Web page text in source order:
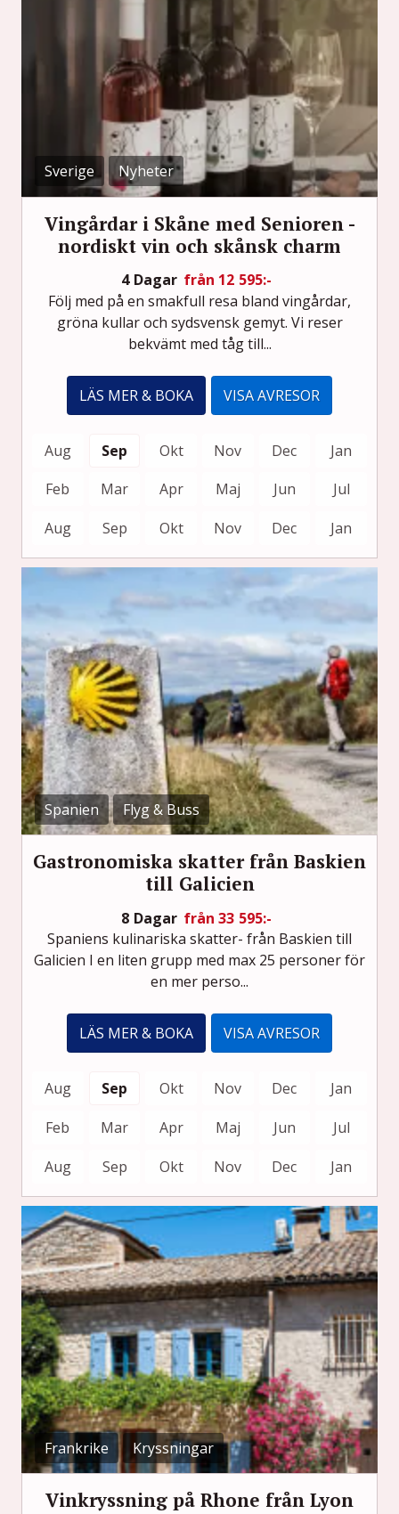
Sverige Nyheter
Vingårdar i Skåne med Senioren -
nordiskt vin och skånsk charm
4 Dagar från 12 595:-
Följ med på en smakfull resa bland vingårdar,
gröna kullar och sydsvensk gemyt. Vi reser
bekvämt med tåg till...
LÄS MER & BOKA VISA AVRESOR
Aug Sep Okt Nov Dec
Jan
Feb
Mar Apr Maj Jun
Jul
Aug
Sep Okt Nov Dec Jan
Spanien Flyg & Buss
Gastronomiska skatter från Baskien
till Galicien
8 Dagar från 33 595:-
Spaniens kulinariska skatter- från Baskien till
Galicien I en liten grupp med max 25 personer för
en mer perso...
LÄS MER & BOKA VISA AVRESOR
Aug Sep Okt Nov Dec
Jan
Feb
Mar Apr Maj Jun
Jul
Aug
Sep Okt Nov Dec Jan
Frankrike Kryssningar
Vinkryssning på Rhone från Lyon